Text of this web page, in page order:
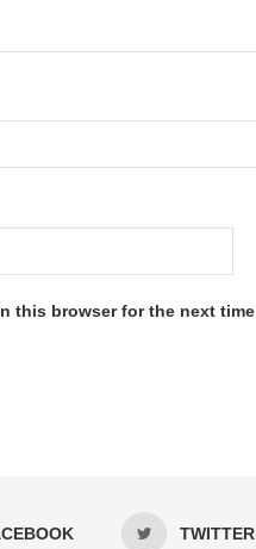
this browser for the next
TWITTER